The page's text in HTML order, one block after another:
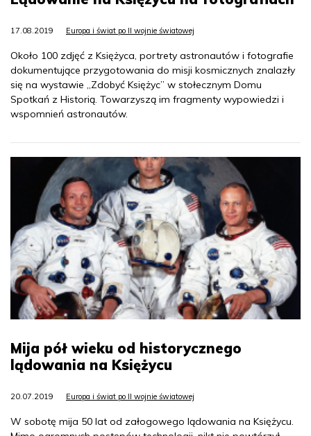
17.08.2019 Europa i świat po II wojnie światowej
Około 100 zdjęć z Księżyca, portrety astronautów i fotografie
dokumentujące przygotowania do misji kosmicznych znalazły
się na wystawie „Zdobyć Księżyc” w stołecznym Domu
Spotkań z Historią. Towarzyszą im fragmenty wypowiedzi i
wspomnień astronautów.
Mija pół wieku od historycznego
lądowania na Księżycu
20.07.2019 Europa i świat po II wojnie światowej
W sobotę mija 50 lat od załogowego lądowania na Księżycu.